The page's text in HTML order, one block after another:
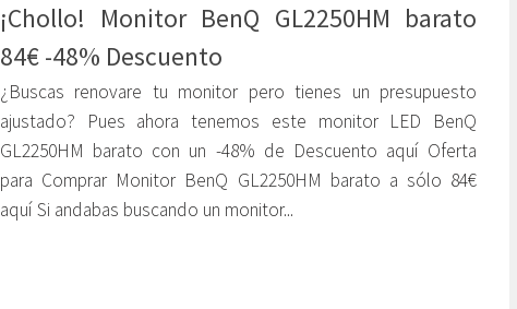
¡Chollo! Monitor BenQ GL2250HM barato
84€ -48% Descuento
¿Buscas renovare tu monitor pero tienes un presupuesto
ajustado? Pues ahora tenemos este monitor LED BenQ
GL2250HM barato con un -48% de Descuento aquí Oferta
para Comprar Monitor BenQ GL2250HM barato a sólo 84€
aquí Si andabas buscando un monitor...